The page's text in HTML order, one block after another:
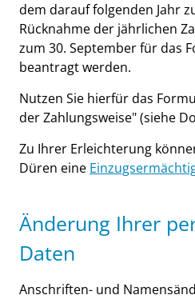
dem darauf folgenden Jahr
Rücknahme der jährlichen
zum 30. September für das
beantragt werden.
Nutzen Sie hierfür das
der Zahlungsweise" (siehe
Zu Ihrer Erleichterung
Düren eine
Änderung Ihrer
Daten
Anschriften- und